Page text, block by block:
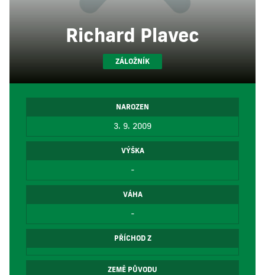
Richard Plavec
ZÁLOŽNÍK
NAROZEN
3. 9. 2009
VÝŠKA
-
VÁHA
-
PŘÍCHOD Z
ZEMĚ PŮVODU